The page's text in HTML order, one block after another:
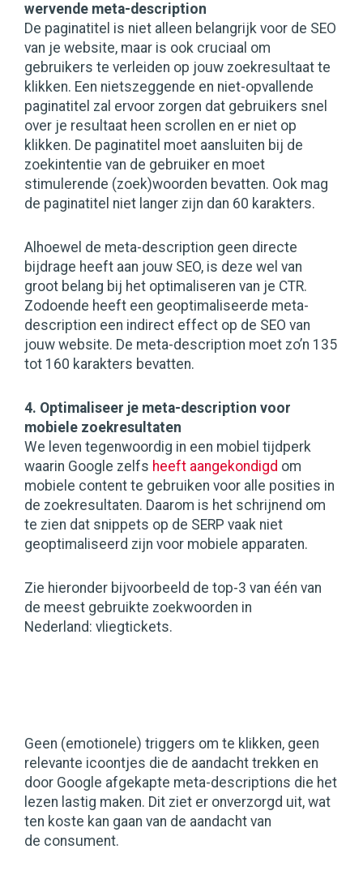
wervende meta-description
De paginatitel is niet alleen belangrijk voor de SEO
van je website, maar is ook cruciaal om
gebruikers te verleiden op jouw zoekresultaat te
klikken. Een nietszeggende en niet-opvallende
paginatitel zal ervoor zorgen dat gebruikers snel
over je resultaat heen scrollen en er niet op
klikken. De paginatitel moet aansluiten bij de
zoekintentie van de gebruiker en moet
stimulerende (zoek)woorden bevatten. Ook mag
de paginatitel niet langer zijn dan 60 karakters.
Alhoewel de meta-description geen directe
bijdrage heeft aan jouw SEO, is deze wel van
groot belang bij het optimaliseren van je CTR.
Zodoende heeft een geoptimaliseerde meta-
description een indirect effect op de SEO van
jouw website. De meta-description moet zo’n 135
tot 160 karakters bevatten.
4. Optimaliseer je meta-description voor
mobiele zoekresultaten
We leven tegenwoordig in een mobiel tijdperk
waarin Google zelfs heeft aangekondigd om
mobiele content te gebruiken voor alle posities in
de zoekresultaten. Daarom is het schrijnend om
te zien dat snippets op de SERP vaak niet
geoptimaliseerd zijn voor mobiele apparaten.
Zie hieronder bijvoorbeeld de top-3 van één van
de meest gebruikte zoekwoorden in
Nederland: vliegtickets.
Geen (emotionele) triggers om te klikken, geen
relevante icoontjes die de aandacht trekken en
door Google afgekapte meta-descriptions die het
lezen lastig maken. Dit ziet er onverzorgd uit, wat
ten koste kan gaan van de aandacht van
de consument.